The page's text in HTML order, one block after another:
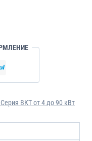
ВКТ от 4 до 90 кВт